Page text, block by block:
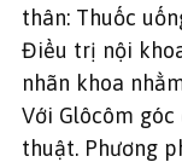
thân: Thuốc
Điều trị nội
nhãn khoa
Với Glôcôm
thuật. Phương